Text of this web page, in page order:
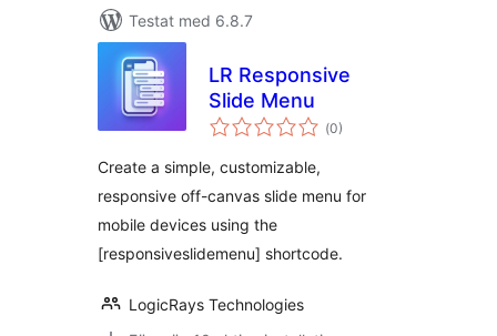
Testat med 6.8.7
LR Responsive
Slide Menu
(Totalt
antal
0)
Create a simple, customizable,
responsive off-canvas slide menu for
mobile devices using the
[responsiveslidemenu] shortcode.
LogicRays Technologies